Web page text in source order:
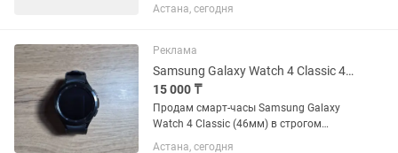
правил ухода за деревьями,
декоративными растениями. - В
зимний период-...
Астана, сегодня
Реклама
Samsung Galaxy Watch 4 Classic 46mm, Черные
15 000 ₸
Продам смарт-часы Samsung Galaxy
Watch 4 Classic (46мм) в строгом
черном цвете. Модель с крутым
Астана, сегодня